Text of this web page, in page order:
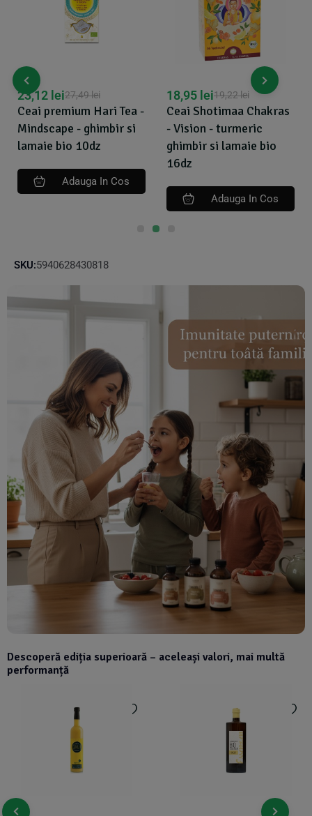
premium Hari Tea -
- ghimbir si
bio 10dz
27,49lei
lei
Adauga In Cos
Ceai Shotimaa Chakras
- Vision - turmeric
ghimbir si lamaie bio
19,22lei
lei
Adauga In Cos
Ceai
SKU:5940628430818
Descoperă ediția superioară – aceleași valori, mai multă
performanță